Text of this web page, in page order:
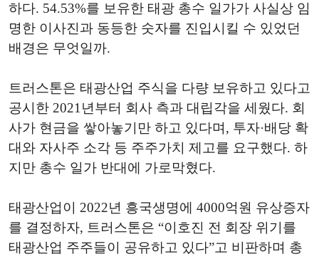
하다. 54.53%를 보유한 태광 총수 일가가 사실상 임
명한 이사진과 동등한 숫자를 진입시킬 수 있었던
배경은 무엇일까.
트러스톤은 태광산업 주식을 다량 보유하고 있다고
공시한 2021년부터 회사 측과 대립각을 세웠다. 회
사가 현금을 쌓아놓기만 하고 있다며, 투자·배당 확
대와 자사주 소각 등 주주가치 제고를 요구했다. 하
지만 총수 일가 반대에 가로막혔다.
태광산업이 2022년 흥국생명에 4000억원 유상증자
를 결정하자, 트러스톤은 “이호진 전 회장 위기를
태광산업 주주들이 공유하고 있다”고 비판하며 총